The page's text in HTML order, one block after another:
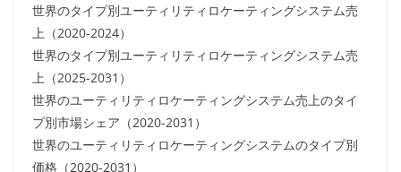
世界のタイプ別ユーティリティロケーティングシステム売
上（2020-2024）
世界のタイプ別ユーティリティロケーティングシステム売
上（2025-2031）
世界のユーティリティロケーティングシステム売上のタイ
プ別市場シェア（2020-2031）
世界のユーティリティロケーティングシステムのタイプ別
価格（2020-2031）